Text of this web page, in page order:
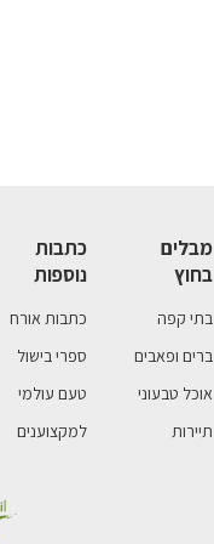
מבלים
בחוץ
בתי קפה
ברים ופאבים
אוכל טבעוני
תיירות
כתבות
נוספות
כתבות אורח
ספרי בישול
טעם עולמי
למקצוענים